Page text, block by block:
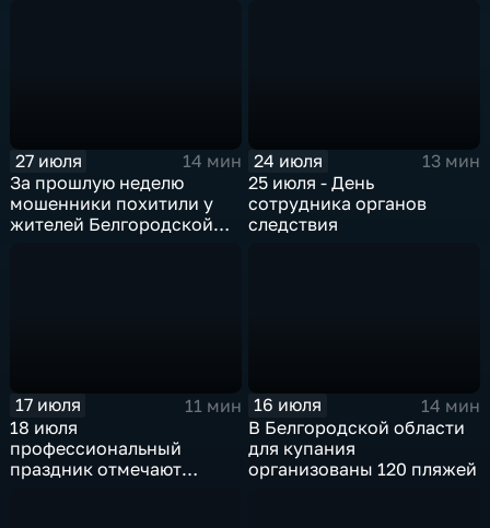
27 июля
14 мин
За прошлую неделю
мошенники похитили у
жителей Белгородской
24 июля
13 мин
25 июля - День
сотрудника органов
следствия
17 июля
11 мин
18 июля
профессиональный
праздник отмечают
16 июля
14 мин
В Белгородской области
для купания
организованы 120 пляжей